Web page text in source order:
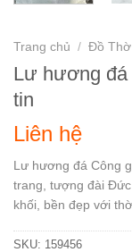
Trang chủ / Đồ Thờ
Lư hương
tin
Liên hệ
Lư hương đá Công
trang, tượng đài
khối, bền đẹp với
SKU: 159456